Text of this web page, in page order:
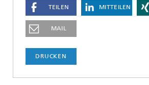
TEILEN MITTEILEN
MAIL
DRUCKEN